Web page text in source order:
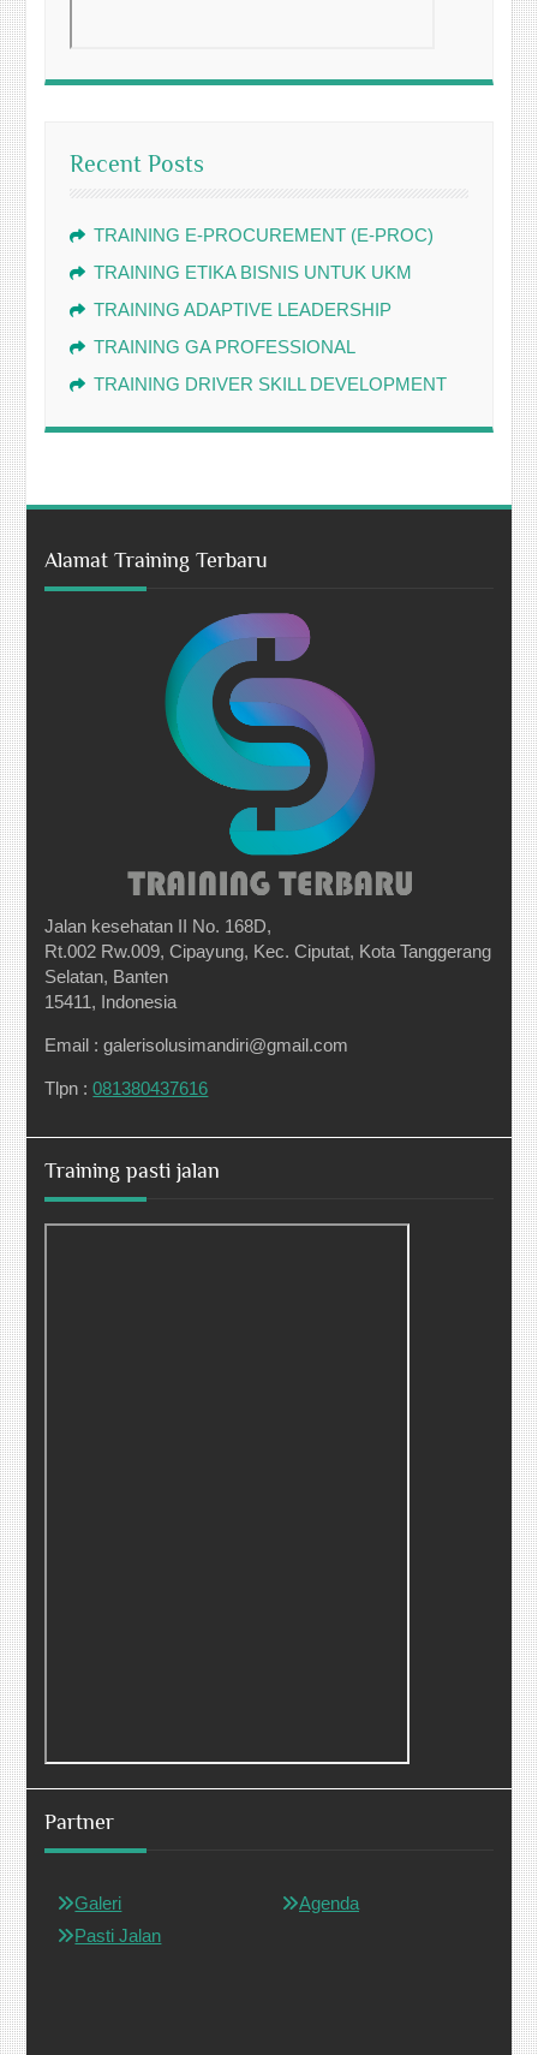
Recent Posts
TRAINING E-PROCUREMENT (E-PROC)
TRAINING ETIKA BISNIS UNTUK UKM
TRAINING ADAPTIVE LEADERSHIP
TRAINING GA PROFESSIONAL
TRAINING DRIVER SKILL DEVELOPMENT
Alamat Training Terbaru
Jalan kesehatan II No. 168D,
Rt.002 Rw.009, Cipayung, Kec. Ciputat, Kota Tanggerang
Selatan, Banten
15411, Indonesia
Email : galerisolusimandiri@gmail.com
Tlpn :081380437616
Training pasti jalan
Partner
Galeri
Pasti Jalan
Agenda